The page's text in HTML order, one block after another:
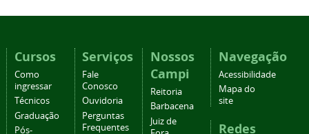
Cursos
Como
ingressar
Técnicos
Graduação
Pós-
Serviços
Fale
Conosco
Ouvidoria
Perguntas
Frequentes
Nossos
Campi
Reitoria
Barbacena
Juiz de
Navegação
Acessibilidade
Mapa do
site
Redes